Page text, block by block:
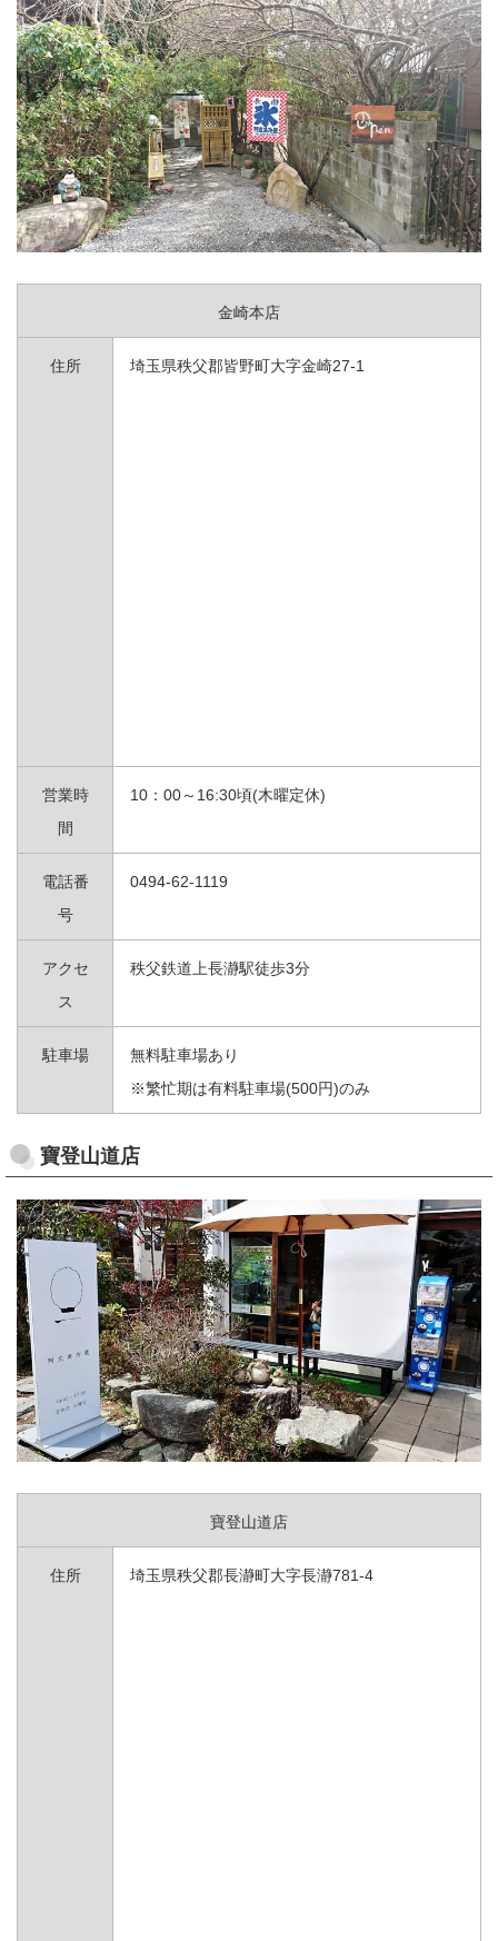
金崎本店
住所 埼玉県秩父郡皆野町大字金崎27-1
営業時
間
10：00～16:30頃(木曜定休)
電話番
号
0494-62-1119
アクセ
ス
秩父鉄道上長瀞駅徒歩3分
駐車場
無料駐車場あり
※繁忙期は有料駐車場(500円)のみ
寶登山道店
寶登山道店
住所 埼玉県秩父郡長瀞町大字長瀞781-4